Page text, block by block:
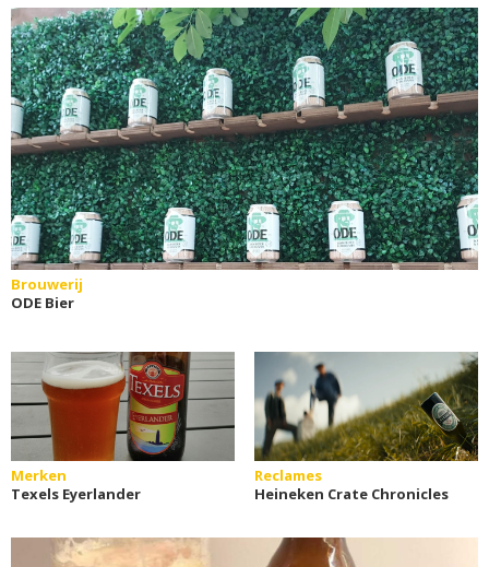
Brouwerij
ODE Bier
Merken
Texels Eyerlander
Reclames
Heineken Crate Chronicles